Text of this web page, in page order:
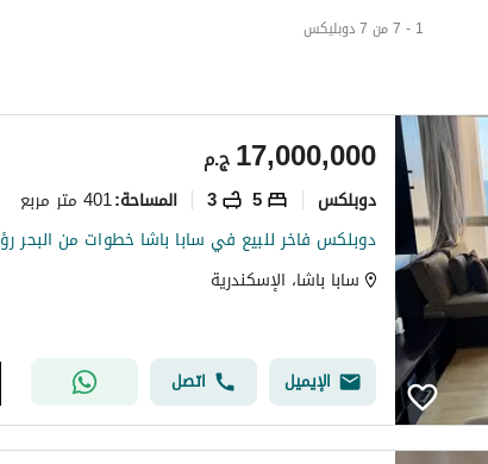
1 - 7 من 7 دوبليكس
ج.م17,000,000
دوبلكس 5
3 المساحة:401 متر مربع
سابا باشا، الإسكندرية
الإيميل اتصل